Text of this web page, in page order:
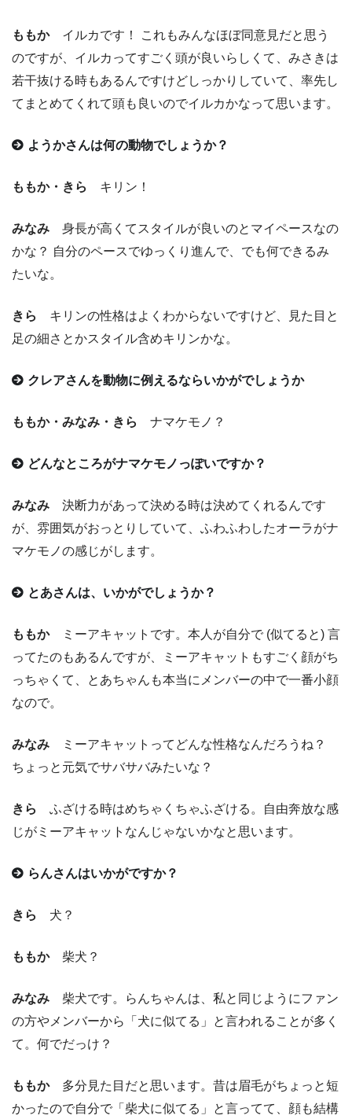
ももかイルカです！ これもみんなほぼ同意見だと思う
のですが、イルカってすごく頭が良いらしくて、みさきは
若干抜ける時もあるんですけどしっかりしていて、率先し
てまとめてくれて頭も良いのでイルカかなって思います。
ようかさんは何の動物でしょうか？
ももか・きら キリン！
みなみ 身長が高くてスタイルが良いのとマイペースなの
かな？ 自分のペースでゆっくり進んで、でも何できるみ
たいな。
きら
キリンの性格はよくわからないですけど、見た目と
足の細さとかスタイル含めキリンかな。
クレアさんを動物に例えるならいかがでしょうか
ももか・みなみ・きら ナマケモノ？
どんなところがナマケモノっぽいですか？
みなみ 決断力があって決める時は決めてくれるんです
が、雰囲気がおっとりしていて、ふわふわしたオーラがナ
マケモノの感じがします。
とあさんは、いかがでしょうか？
ももかミーアキャットです。本人が自分で (似てると) 言
ってたのもあるんですが、ミーアキャットもすごく顔がち
っちゃくて、とあちゃんも本当にメンバーの中で一番小顔
なので。
みなみ ミーアキャットってどんな性格なんだろうね？
ちょっと元気でサバサバみたいな？
きら
ふざける時はめちゃくちゃふざける。自由奔放な感
じがミーアキャットなんじゃないかなと思います。
らんさんはいかがですか？
きら 犬？
ももか柴犬？
みなみ 柴犬です。らんちゃんは、私と同じようにファン
の方やメンバーから「犬に似てる」と言われることが多く
て。何でだっけ？
ももか多分見た目だと思います。昔は眉毛がちょっと短
かったので自分で「柴犬に似てる」と言ってて、顔も結構